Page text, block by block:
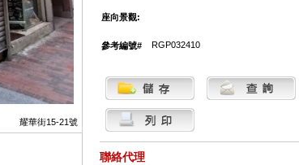
耀華街15-21號
座向景觀:
參考編號# RGP032410
聯絡代理